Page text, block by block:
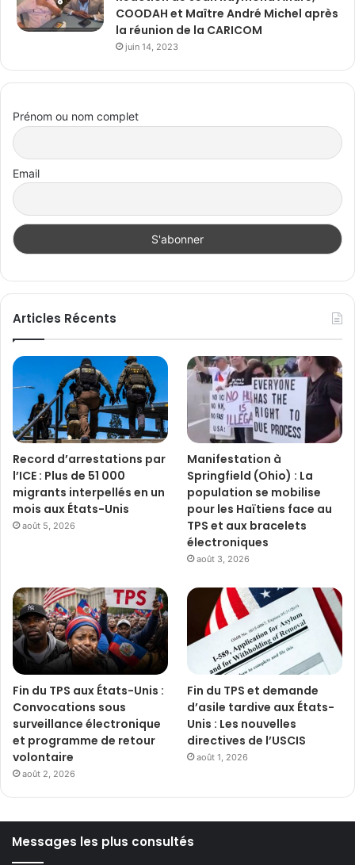
COODAH et Maître André Michel après
la réunion de la CARICOM
juin 14, 2023
Prénom ou nom complet
Email
Articles Récents
Record d’arrestations par
l’ICE : Plus de 51 000
migrants interpellés en un
mois aux États-Unis
août 5, 2026
Manifestation à
Springfield (Ohio) : La
population se mobilise
pour les Haïtiens face au
TPS et aux bracelets
électroniques
août 3, 2026
Fin du TPS aux États-Unis :
Convocations sous
surveillance électronique
et programme de retour
volontaire
août 2, 2026
Fin du TPS et demande
d’asile tardive aux États-
Unis : Les nouvelles
directives de l’USCIS
août 1, 2026
Messages les plus consultés